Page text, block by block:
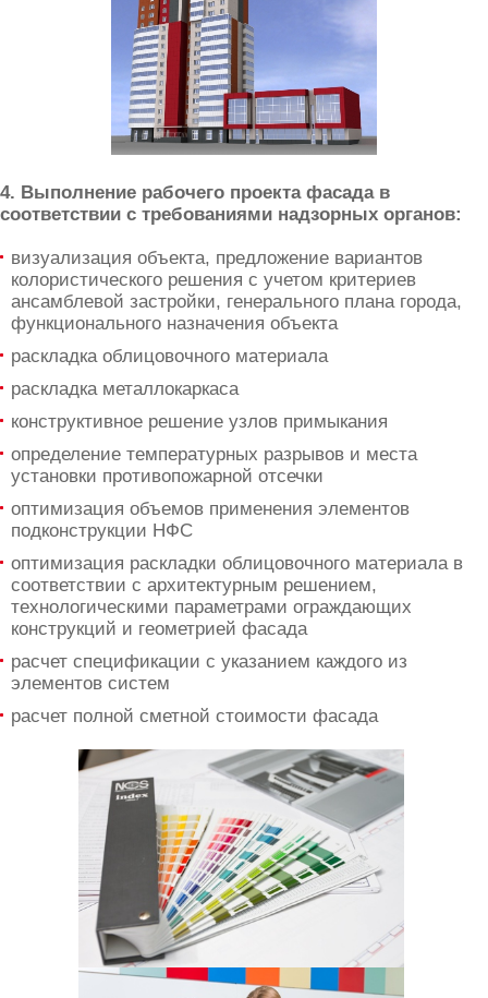
4. Выполнение рабочего проекта фасада в
соответствии с требованиями надзорных органов:
визуализация объекта, предложение вариантов
колористического решения с учетом критериев
ансамблевой застройки, генерального плана города,
функционального назначения объекта
раскладка облицовочного материала
раскладка металлокаркаса
конструктивное решение узлов примыкания
определение температурных разрывов и места
установки противопожарной отсечки
оптимизация объемов применения элементов
подконструкции НФС
оптимизация раскладки облицовочного материала в
соответствии с архитектурным решением,
технологическими параметрами ограждающих
конструкций и геометрией фасада
расчет спецификации с указанием каждого из
элементов систем
расчет полной сметной стоимости фасада